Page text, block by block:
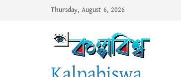
Thursday, August 6, 2026